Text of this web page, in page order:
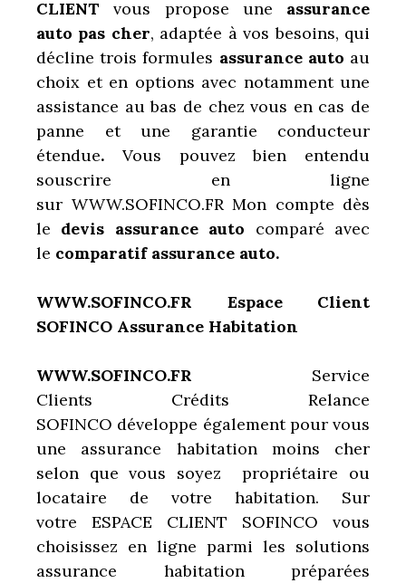
CLIENT vous propose une assurance
auto pas cher, adaptée à vos besoins, qui
décline trois formules assurance auto au
choix et en options avec notamment une
assistance au bas de chez vous en cas de
panne et une garantie conducteur
étendue. Vous pouvez bien entendu
souscrire en ligne
sur WWW.SOFINCO.FR Mon compte dès
le devis assurance auto comparé avec
le comparatif assurance auto.
WWW.SOFINCO.FR Espace Client
SOFINCO Assurance Habitation
WWW.SOFINCO.FR Service
Clients
Crédits Relance
SOFINCO développe également pour vous
une assurance habitation moins cher
selon que vous soyez propriétaire ou
locataire de votre habitation. Sur
votre ESPACE CLIENT SOFINCO vous
choisissez en ligne parmi les solutions
assurance habitation préparées